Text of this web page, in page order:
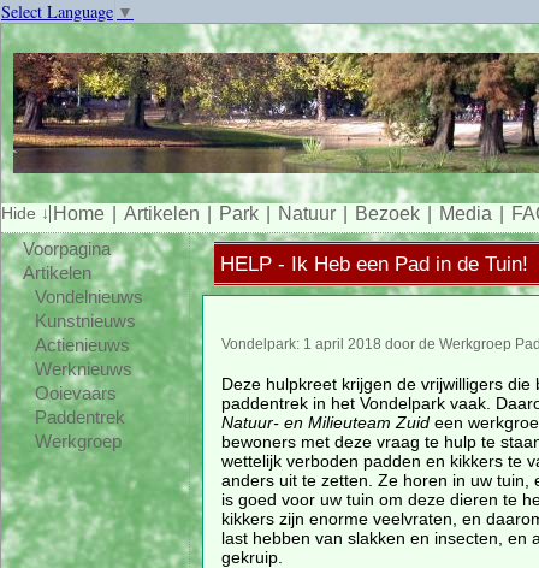
Select Language ▼
Home Artikelen Park Natuur Bezoek Media
Voorpagina
Artikelen
Vondelnieuws
Kunstnieuws
Actienieuws
Werknieuws
Ooievaars
Paddentrek
Werkgroep
HELP - Ik Heb een Pad in de Tuin!
Vondelpark: 1 april 2018 door de Werkgroep
Deze hulpkreet krijgen de vrijwilligers die
paddentrek in het Vondelpark vaak.
Natuur- en Milieuteam Zuideen
bewoners met deze vraag te hulp te
wettelijk verboden padden en kikkers te
anders uit te zetten. Ze horen in uw tuin,
is goed voor uw tuin om deze dieren te
kikkers zijn enorme veelvraten, en
last hebben van slakken en insecten, en
gekruip.